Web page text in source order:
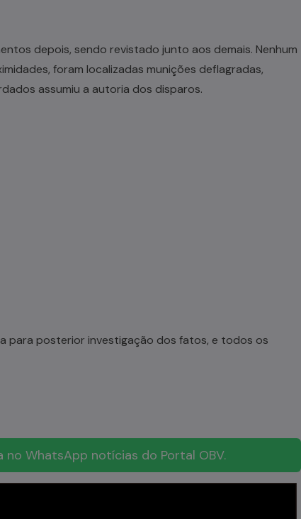
depois, sendo revistado junto aos demais. Nenhum
foram localizadas munições deflagradas,
assumiu a autoria dos disparos.
para posterior investigação dos fatos, e todos os
WhatsApp notícias do Portal OBV.